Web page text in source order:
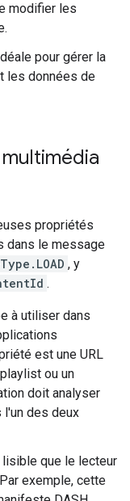
modifier les
pour gérer la
les données de
propriétés
dans le message
, y
.
à utiliser dans
est une URL
ou un
doit analyser
l'un des deux
que le lecteur
exemple, cette